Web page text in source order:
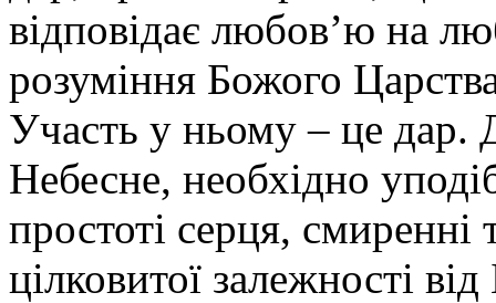
відповідає любов’ю на
розуміння Божого
Участь у ньому – це дар.
Небесне, необхідно
простоті серця,
цілковитої залежності